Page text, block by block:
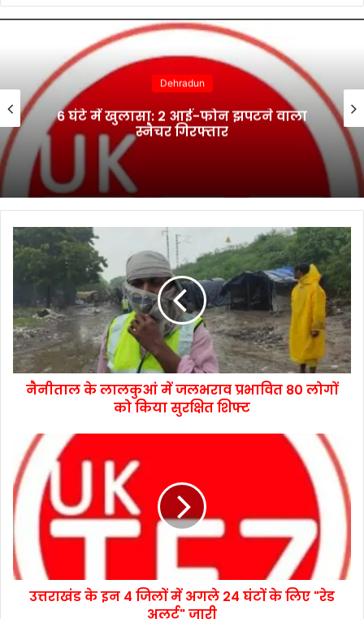
Dehradun
6 घंटे में खुलासा: 2 आई-फोन झपटने वाला
स्नैचर गिरफ्तार
नैनीताल के लालकुआं में जलभराव प्रभावित 80 लोगों
को किया सुरक्षित शिफ्ट
उत्तराखंड के इन 4 जिलों में अगले 24 घंटों के लिए "रेड
अलर्ट" जारी